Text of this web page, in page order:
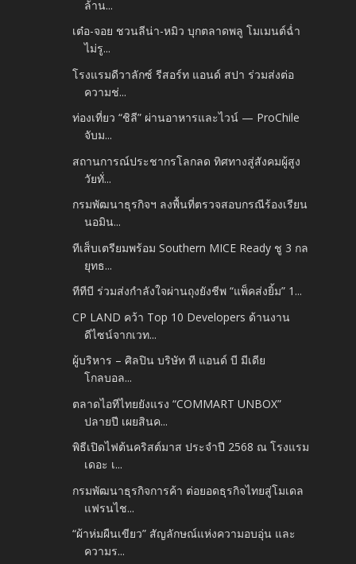
ล้าน...
เต๋อ-จอย ชวนลีน่า-หมิว บุกตลาดพลู โมเมนต์ฉ่ำ
ไม่รู...
โรงแรมดีวาลักซ์ รีสอร์ท แอนด์ สปา ร่วมส่งต่อ
ความช่...
ท่องเที่ยว “ชิลี” ผ่านอาหารและไวน์ — ProChile
จับม...
สถานการณ์ประชากรโลกลด ทิศทางสู่สังคมผู้สูง
วัยทั่...
กรมพัฒนาธุรกิจฯ ลงพื้นที่ตรวจสอบกรณีร้องเรียน
นอมิน...
ทีเส็บเตรียมพร้อม Southern MICE Ready ชู 3 กล
ยุทธ...
ทีทีบี ร่วมส่งกำลังใจผ่านถุงยังชีพ “แพ็คส่งยิ้ม” 1...
CP LAND คว้า Top 10 Developers ด้านงาน
ดีไซน์จากเวท...
ผู้บริหาร – ศิลปิน บริษัท ที แอนด์ บี มีเดีย
โกลบอล...
ตลาดไอทีไทยยังแรง “COMMART UNBOX”
ปลายปี เผยสินค...
พิธีเปิดไฟต้นคริสต์มาส ประจำปี 2568 ณ โรงแรม
เดอะ เ...
กรมพัฒนาธุรกิจการค้า ต่อยอดธุรกิจไทยสู่โมเดล
แฟรนไช...
“ผ้าห่มผืนเขียว” สัญลักษณ์แห่งความอบอุ่น และ
ความร...